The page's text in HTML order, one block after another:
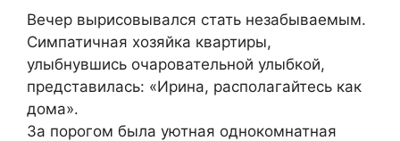
Вечер вырисовывался стать незабываемым.
Симпатичная хозяйка квартиры,
улыбнувшись очаровательной улыбкой,
представилась: «Ирина, располагайтесь как
дома».
За порогом была уютная однокомнатная